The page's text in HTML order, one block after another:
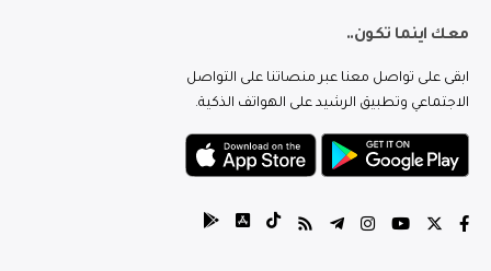
معك اينما تكون..
ابقى على تواصل معنا عبر منصاتنا على التواصل
الاجتماعي وتطبيق الرشيد على الهواتف الذكية.